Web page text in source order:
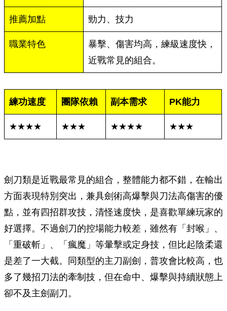
推薦加點 勁力、技力
職業特色
暴擊、傷害均高，練級速度快，
近戰常見的組合。
練功速度 團隊依賴 副本需求 PK能力
★★★★ ★★★ ★★★★ ★★★
劍刀類是近戰最常見的組合，整體能力都不錯，在輸出
方面表現特別突出，兼具劍術高爆擊與刀法高傷害的優
點，並有四招群攻技，清怪速度快，是喜歡單練玩家的
好選擇。不過劍刀的控場能力較差，雖然有「封喉」、
「重破斬」、「瘋魔」等暈擊或定身技，但比起陰柔還
是差了一大截。同類型的主刀副劍，普攻會比較高，也
多了幾招刀法的牽制技，但在命中、爆擊與持續狀態上
卻不及主劍副刀。